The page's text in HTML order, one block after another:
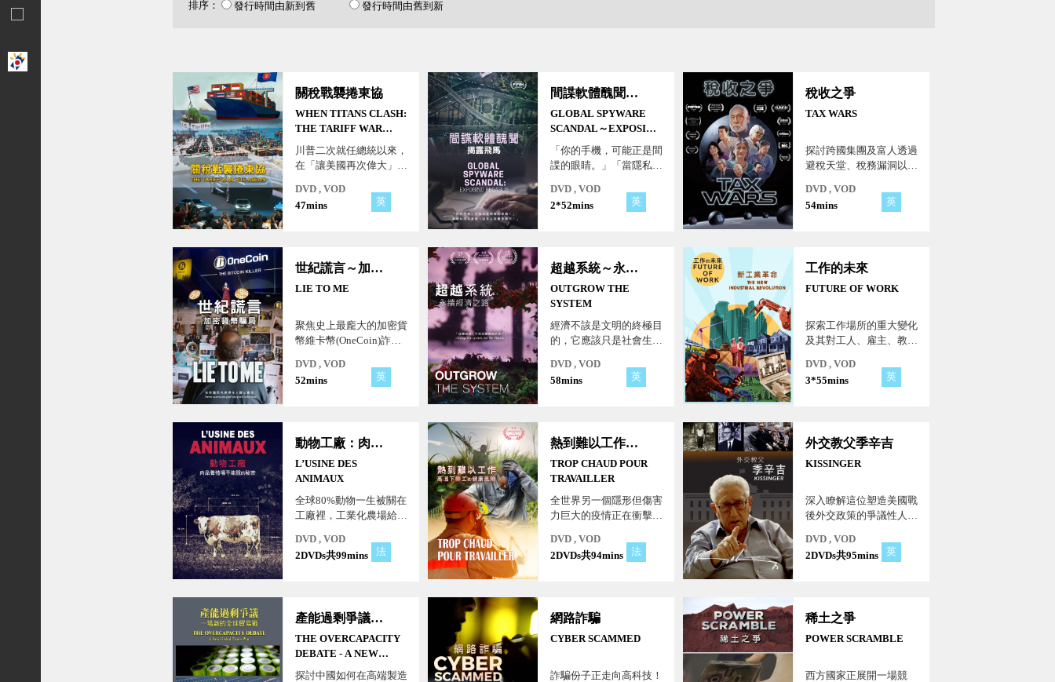
排序： 發行時間由新到舊 發行時間由舊到新
關稅戰襲捲東協
WHEN TITANS CLASH:
THE TARIFF WAR
HITS ASEAN
川普二次就任總統以來，
在「讓美國再次偉大」的
護主義，對所有貿易夥伴
施加對等關稅，引發全球
品因出口美國受阻，而大
量湧入東南亞的競爭。在
DVD , VOD
47mins
英
間諜軟體醜聞～揭露飛馬
GLOBAL SPYWARE
SCANDAL～EXPOSING
PEGASUS
「你的手機，可能正是間
諜的眼睛。」「當隱私成
外。」「一場全球性的監
控陰影，正悄悄籠罩每個
DVD , VOD
2*52mins
英
稅收之爭
TAX WARS
探討跨國集團及富人透過
避稅天堂、稅務漏洞以及
得政府流失巨額稅收的問
題。片中指出，全球每年
為人民提供公平的公共服
務、減少貧窮、應對氣候
DVD , VOD
54mins
英
世紀謊言～加密貨幣騙局
LIE TO ME
聚焦史上最龐大的加密貨
幣維卡幣(OneCoin)詐騙
陰謀，而是一齣探索人
性、信念與群體心理的紀
教與情感操控，人們會選
擇相信虛假的希望，而不
是殘酷的事實！
DVD , VOD
52mins
英
超越系統～永續經濟之路
OUTGROW THE
SYSTEM
經濟不該是文明的終極目
的，它應該只是社會生活
不該消耗一切去追求它。
經濟並非僅由少數菁英決
系！
DVD , VOD
58mins
英
工作的未來
FUTURE OF WORK
探索工作場所的重大變化
及其對工人、雇主、教育
響。工作的未來是否能提
供足夠的工作機會以維持
DVD , VOD
3*55mins
英
動物工廠：肉品養殖場不能說的秘密
L’USINE DES
ANIMAUX
全球80%動物一生被關在
工廠裡，工業化農場給動
不是工業養殖的偏差，而
是常態。
DVD , VOD
2DVDs共99mins
法
熱到難以工作～高溫下勞工的健康風險
TROP CHAUD POUR
TRAVAILLER
全世界另一個隱形但傷害
力巨大的疫情正在衝擊勞
候變遷，對職場健康形成
新的風險。 氣候暖化造
農民、建築工、卡車司機
及外送員等基本勞工。
DVD , VOD
2DVDs共94mins
法
外交教父季辛吉
KISSINGER
深入瞭解這位塑造美國戰
後外交政策的爭議性人
中的最後一次受訪，揭示
了季辛吉多面向的人物真
DVD , VOD
2DVDs共95mins
英
產能過剩爭議：一場新的全球貿易戰
THE OVERCAPACITY
DEBATE - A NEW
GLOBAL TRADE WAR
探討中國如何在高端製造
網路詐騙
CYBER SCAMMED
詐騙份子正走向高科技！
稀土之爭
POWER SCRAMBLE
西方國家正展開一場競